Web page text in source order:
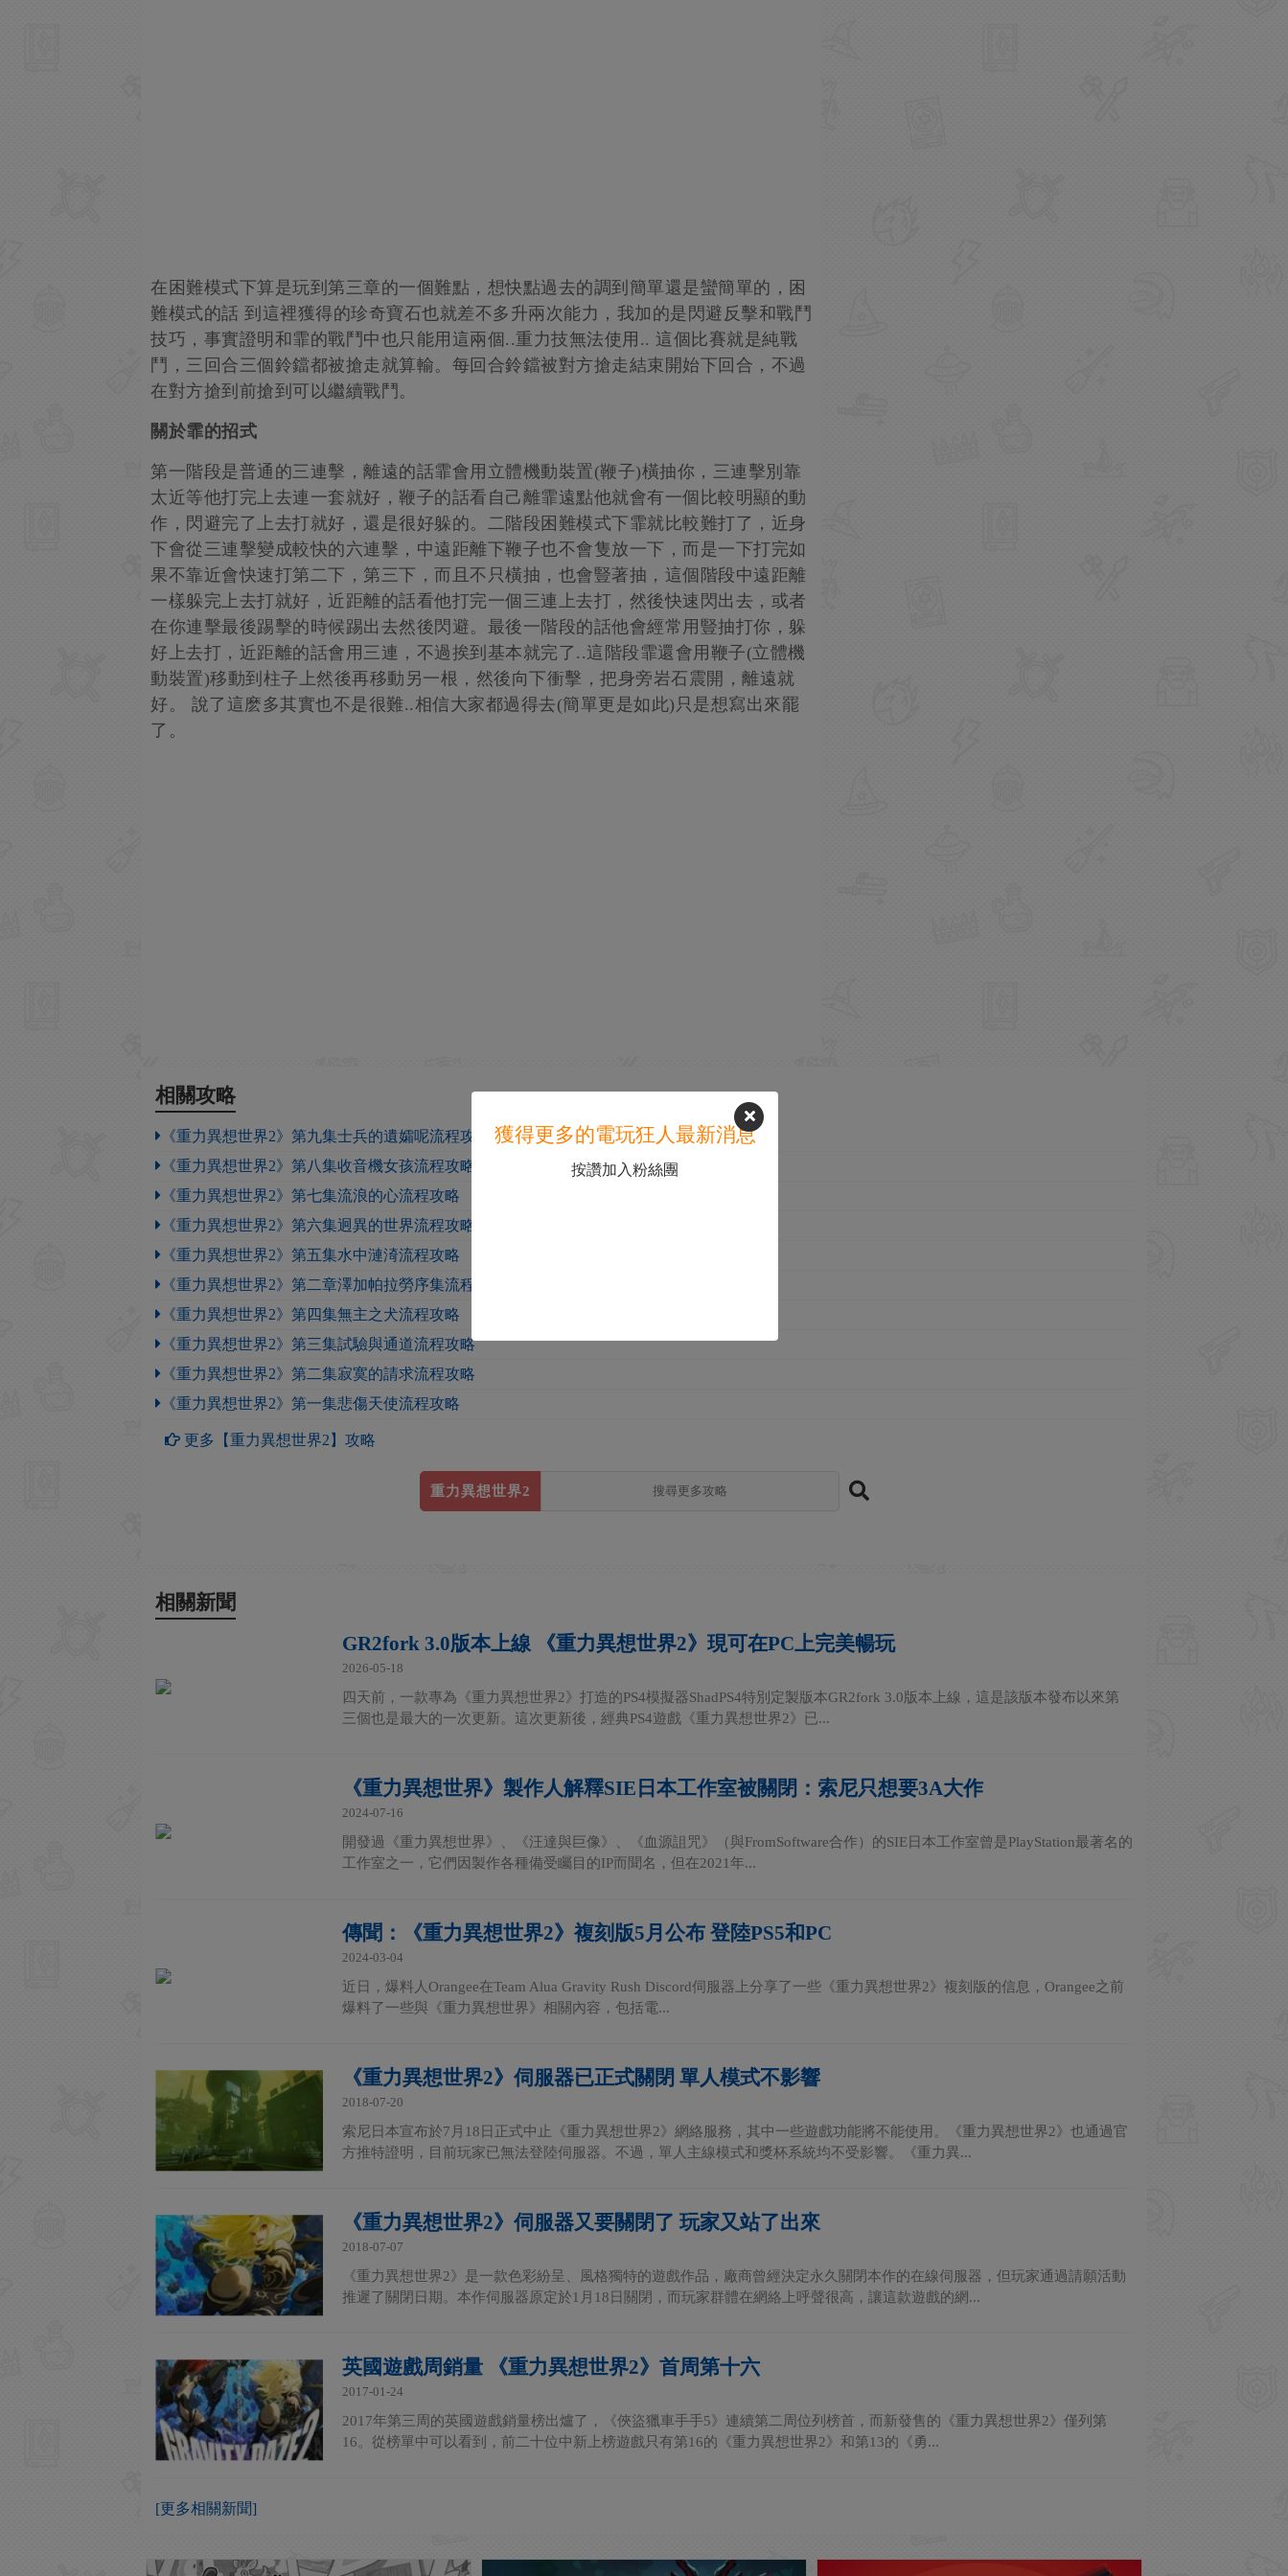
在困難模式下算是玩到第三章的一個難點，想快點過去的調到簡單還是蠻簡單的，困
難模式的話 到這裡獲得的珍奇寶石也就差不多升兩次能力，我加的是閃避反擊和戰鬥
技巧，事實證明和霏的戰鬥中也只能用這兩個..重力技無法使用.. 這個比賽就是純戰
鬥，三回合三個鈴鐺都被搶走就算輸。每回合鈴鐺被對方搶走結束開始下回合，不過
在對方搶到前搶到可以繼續戰鬥。
關於霏的招式
第一階段是普通的三連擊，離遠的話霏會用立體機動裝置(鞭子)橫抽你，三連擊別靠
太近等他打完上去連一套就好，鞭子的話看自己離霏遠點他就會有一個比較明顯的動
作，閃避完了上去打就好，還是很好躲的。二階段困難模式下霏就比較難打了，近身
下會從三連擊變成較快的六連擊，中遠距離下鞭子也不會隻放一下，而是一下打完如
果不靠近會快速打第二下，第三下，而且不只橫抽，也會豎著抽，這個階段中遠距離
一樣躲完上去打就好，近距離的話看他打完一個三連上去打，然後快速閃出去，或者
在你連擊最後踢擊的時候踢出去然後閃避。最後一階段的話他會經常用豎抽打你，躲
好上去打，近距離的話會用三連，不過挨到基本就完了..這階段霏還會用鞭子(立體機
動裝置)移動到柱子上然後再移動另一根，然後向下衝擊，把身旁岩石震開，離遠就
好。 說了這麽多其實也不是很難..相信大家都過得去(簡單更是如此)只是想寫出來罷
了。
相關攻略
《重力異想世界2》第九集士兵的遺孀呢流程攻略
《重力異想世界2》第八集收音機女孩流程攻略
《重力異想世界2》第七集流浪的心流程攻略
《重力異想世界2》第六集迥異的世界流程攻略
《重力異想世界2》第五集水中漣渏流程攻略
《重力異想世界2》第二章澤加帕拉勞序集流程攻略
《重力異想世界2》第四集無主之犬流程攻略
《重力異想世界2》第三集試驗與通道流程攻略
《重力異想世界2》第二集寂寞的請求流程攻略
《重力異想世界2》第一集悲傷天使流程攻略
更多【重力異想世界2】攻略
重力異想世界2
相關新聞
GR2fork 3.0版本上線 《重力異想世界2》現可在PC上完美暢玩
2026-05-18
四天前，一款專為《重力異想世界2》打造的PS4模擬器ShadPS4特別定製版本GR2fork 3.0版本上線，這是該版本發布以來第
三個也是最大的一次更新。這次更新後，經典PS4遊戲《重力異想世界2》已...
《重力異想世界》製作人解釋SIE日本工作室被關閉：索尼只想要3A大作
2024-07-16
開發過《重力異想世界》、《汪達與巨像》、《血源詛咒》（與FromSoftware合作）的SIE日本工作室曾是PlayStation最著名的
工作室之一，它們因製作各種備受矚目的IP而聞名，但在2021年...
傳聞：《重力異想世界2》複刻版5月公布 登陸PS5和PC
2024-03-04
近日，爆料人Orangee在Team Alua Gravity Rush Discord伺服器上分享了一些《重力異想世界2》複刻版的信息，Orangee之前
爆料了一些與《重力異想世界》相關內容，包括電...
《重力異想世界2》伺服器已正式關閉 單人模式不影響
2018-07-20
索尼日本宣布於7月18日正式中止《重力異想世界2》網絡服務，其中一些遊戲功能將不能使用。《重力異想世界2》也通過官
方推特證明，目前玩家已無法登陸伺服器。不過，單人主線模式和獎杯系統均不受影響。《重力異...
《重力異想世界2》伺服器又要關閉了 玩家又站了出來
2018-07-07
《重力異想世界2》是一款色彩紛呈、風格獨特的遊戲作品，廠商曾經決定永久關閉本作的在線伺服器，但玩家通過請願活動
推遲了關閉日期。本作伺服器原定於1月18日關閉，而玩家群體在網絡上呼聲很高，讓這款遊戲的網...
英國遊戲周銷量 《重力異想世界2》首周第十六
2017-01-24
2017年第三周的英國遊戲銷量榜出爐了，《俠盜獵車手手5》連續第二周位列榜首，而新發售的《重力異想世界2》僅列第
16。從榜單中可以看到，前二十位中新上榜遊戲只有第16的《重力異想世界2》和第13的《勇...
[更多相關新聞]
獲得更多的電玩狂人最新消息
按讚加入粉絲團